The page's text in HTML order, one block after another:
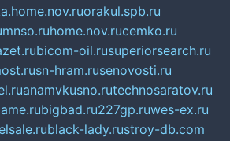
orakul.spb.ru
mnso.ruhome.nov.rucemko.ru
bicom-oil.rusuperiorsearch.ru
sn-hram.rusenovosti.ru
anamvkusno.rutechnosaratov.ru
bigbad.ru227gp.ruwes-ex.ru
black-lady.rustroy-db.com